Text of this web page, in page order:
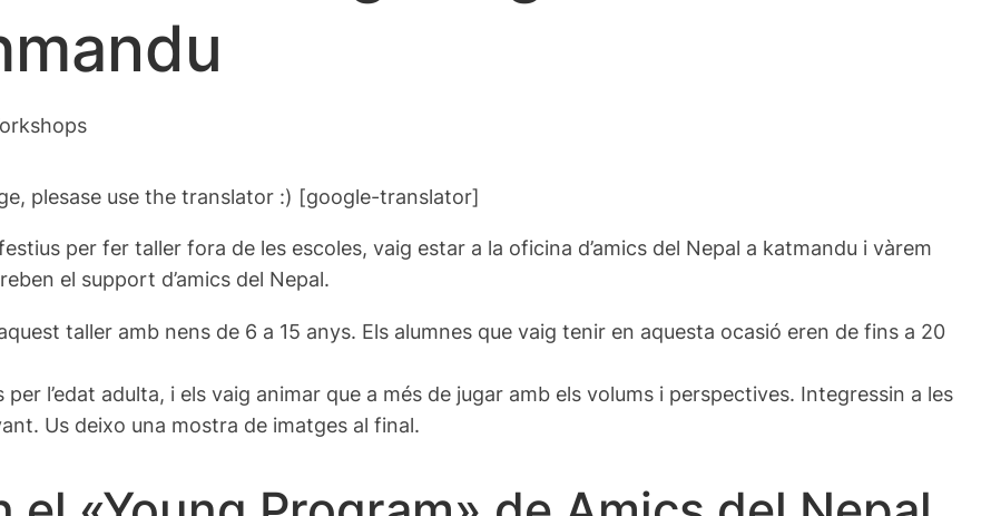
plesase use the translator :) [google-translator]
per fer taller fora de les escoles, vaig estar a la oficina d’amics del Nepal a katmandu i vàrem
el support d’amics del Nepal.
taller amb nens de 6 a 15 anys. Els alumnes que vaig tenir en aquesta ocasió eren de fins a 20
l’edat adulta, i els vaig animar que a més de jugar amb els volums i perspectives. Integressin a les
Us deixo una mostra de imatges al final.